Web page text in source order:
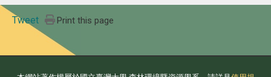
Tweet Print this page